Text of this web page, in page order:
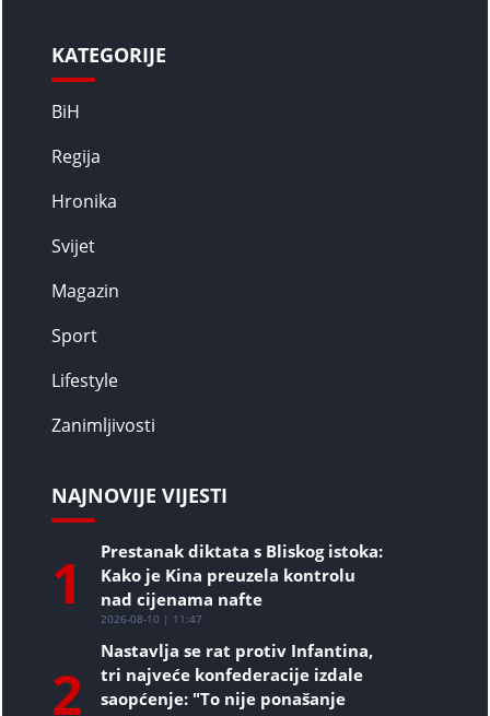
KATEGORIJE
BiH
Regija
Hronika
Svijet
Magazin
Sport
Lifestyle
Zanimljivosti
NAJNOVIJE VIJESTI
1
Prestanak diktata s Bliskog istoka:
Kako je Kina preuzela kontrolu
nad cijenama nafte
2026-08-10 | 11:47
2
Nastavlja se rat protiv Infantina,
tri najveće konfederacije izdale
saopćenje: "To nije ponašanje